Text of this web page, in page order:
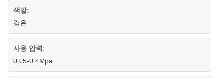
색깔:
검은
사용 압력:
0.05-0.4Mpa